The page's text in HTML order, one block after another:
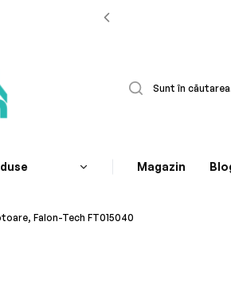
Magazin
Falon-Tech FT015040